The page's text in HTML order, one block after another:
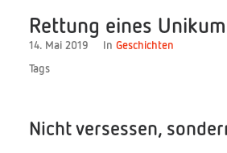
Projekte
Spenden
Rettung eines
14. Mai 2019 In Geschichten
Tags
Nicht versessen,